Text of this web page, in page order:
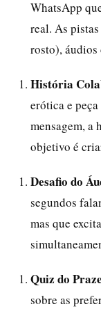
WhatsApp
real. As
rosto), áudios
História
erótica e
mensagem, a
objetivo é
Desafio do
segundos
mas que
Quiz do
sobre as